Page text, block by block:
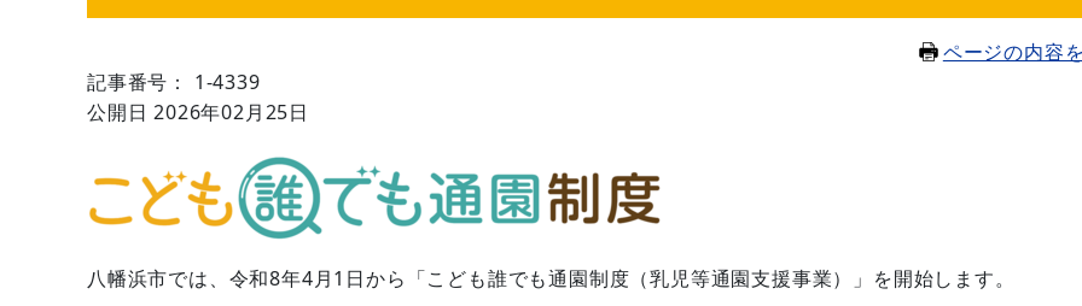
ページの内容
記事番号： 1-4339
公開日 2026年02月25日
八幡浜市では、令和8年4月1日から「こども誰でも通園制度（乳児等通園支援事業）」を開始します。